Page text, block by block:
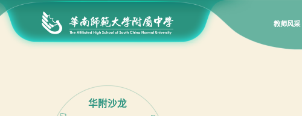
教师风采
华附沙龙